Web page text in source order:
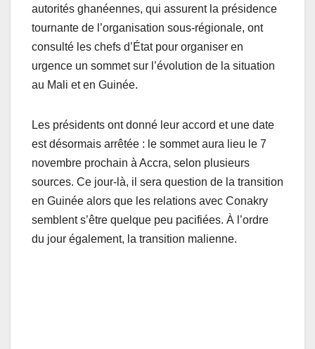
autorités ghanéennes, qui assurent la présidence
tournante de l’organisation sous-régionale, ont
consulté les chefs d’État pour organiser en
urgence un sommet sur l’évolution de la situation
au Mali et en Guinée.
Les présidents ont donné leur accord et une date
est désormais arrêtée : le sommet aura lieu le 7
novembre prochain à Accra, selon plusieurs
sources. Ce jour-là, il sera question de la transition
en Guinée alors que les relations avec Conakry
semblent s’être quelque peu pacifiées. À l’ordre
du jour également, la transition malienne.